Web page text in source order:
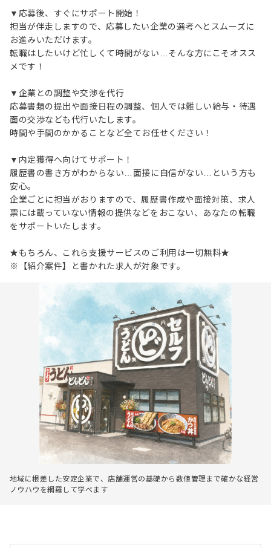
▼応募後、すぐにサポート開始！
担当が伴走しますので、応募したい企業の選考へとスムーズに
お進みいただけます。
転職はしたいけど忙しくて時間がない…そんな方にこそオスス
メです！
▼企業との調整や交渉を代行
応募書類の提出や面接日程の調整、個人では難しい給与・待遇
面の交渉なども代行いたします。
時間や手間のかかることなど全てお任せください！
▼内定獲得へ向けてサポート！
履歴書の書き方がわからない…面接に自信がない…という方も
安心。
企業ごとに担当がおりますので、履歴書作成や面接対策、求人
票には載っていない情報の提供などをおこない、あなたの転職
をサポートいたします。
★もちろん、これら支援サービスのご利用は一切無料★
※【紹介案件】と書かれた求人が対象です。
地域に根差した安定企業で、店舗運営の基礎から数値管理まで確かな経営
ノウハウを網羅して学べます